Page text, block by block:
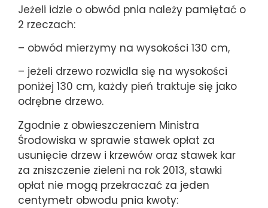
Jeżeli idzie o obwód pnia należy pamiętać o
2 rzeczach:
– obwód mierzymy na wysokości 130 cm,
– jeżeli drzewo rozwidla się na wysokości
poniżej 130 cm, każdy pień traktuje się jako
odrębne drzewo.
Zgodnie z obwieszczeniem Ministra
Środowiska w sprawie stawek opłat za
usunięcie drzew i krzewów oraz stawek kar
za zniszczenie zieleni na rok 2013, stawki
opłat nie mogą przekraczać za jeden
centymetr obwodu pnia kwoty: